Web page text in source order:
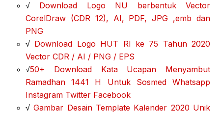
√ Download Logo NU berbentuk Vector
CorelDraw (CDR 12), AI, PDF, JPG ,emb dan
PNG
√ Download Logo HUT RI ke 75 Tahun 2020
Vector CDR / AI / PNG / EPS
√50+ Download Kata Ucapan Menyambut
Ramadhan 1441 H Untuk Sosmed Whatsapp
Instagram Twitter Facebook
√Gambar Desain Template Kalender 2020 Unik